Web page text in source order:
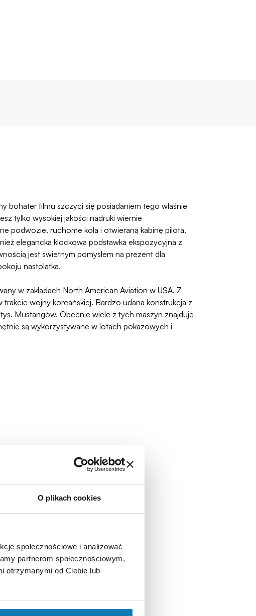
O plikach cookies
społecznościowe i analizować
partnerom społecznościowym,
otrzymanymi od Ciebie lub
bohater filmu szczyci się posiadaniem tego właśnie
tylko wysokiej jakości nadruki wiernie
podwozie, ruchome koła i otwieraną kabinę pilota,
elegancka klockowa podstawka ekspozycyjna z
jest świetnym pomysłem na prezent dla
nastolatka.
w zakładach North American Aviation w USA. Z
wojny koreańskiej. Bardzo udana konstrukcja z
Mustangów. Obecnie wiele z tych maszyn znajduje
są wykorzystywane w lotach pokazowych i